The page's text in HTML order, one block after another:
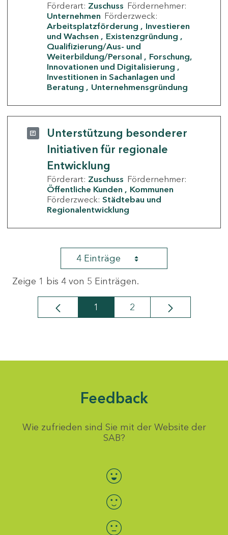
Förderart: Zuschuss Fördernehmer:
Unternehmen Förderzweck:
Arbeitsplatzförderung
Investieren
und Wachsen
Existenzgründung
Qualifizierung/Aus- und
Weiterbildung/Personal
Forschung,
Innovationen und Digitalisierung
Investitionen in Sachanlagen und
Beratung
Unternehmensgründung
Unterstützung besonderer
Initiativen für regionale
Entwicklung
Förderart: Zuschuss Fördernehmer:
Öffentliche Kunden
Kommunen
Förderzweck: Städtebau und
Regionalentwicklung
4 Einträge
Zeige 1 bis 4 von 5 Einträgen.
Seite
1 Seite
2
Feedback
Wie zufrieden sind Sie mit der Website der
SAB?
Bewertung auswählen